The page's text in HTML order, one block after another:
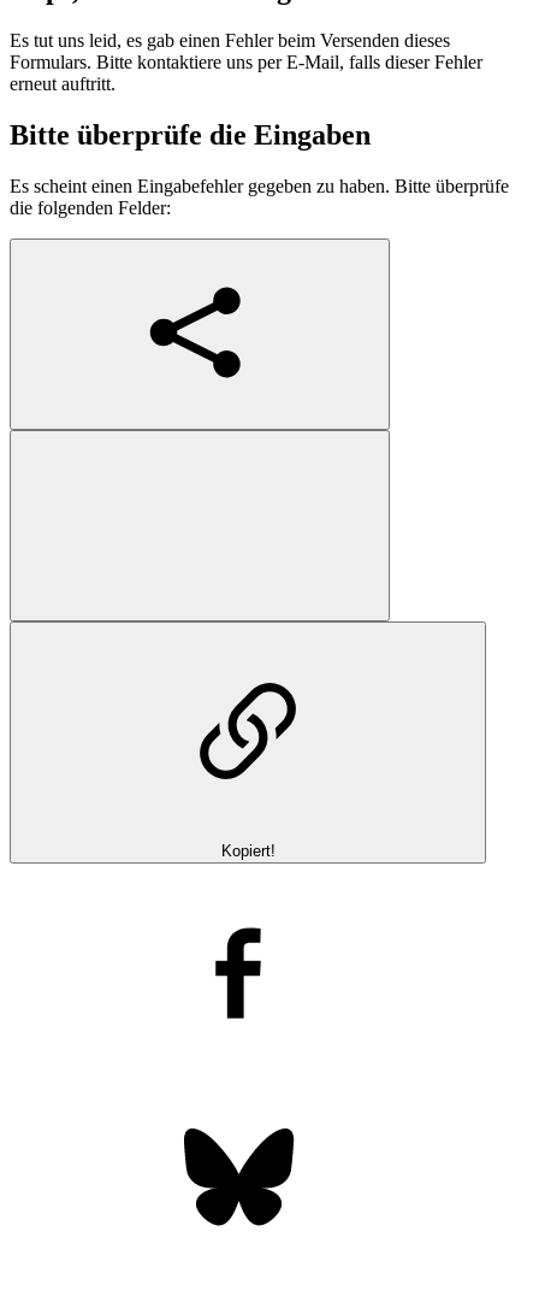
Es tut uns leid, es gab einen Fehler beim Versenden dieses
Formulars. Bitte kontaktiere uns per E-Mail, falls dieser Fehler
erneut auftritt.
Bitte überprüfe die Eingaben
Es scheint einen Eingabefehler gegeben zu haben. Bitte überprüfe
die folgenden Felder:
Kopiert!